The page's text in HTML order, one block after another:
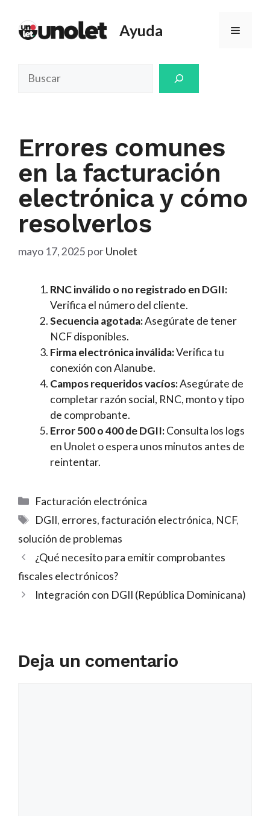
contenido
Ayuda Menú
Errores comunes
en la facturación
electrónica y cómo
resolverlos
mayo 17, 2025 porUnolet
RNC inválido o no registrado en DGII:
Verifica el número del cliente.
Secuencia agotada:Asegúrate de tener
NCF disponibles.
Firma electrónica inválida:Verifica tu
conexión con Alanube.
Campos requeridos vacíos:Asegúrate de
completar razón social, RNC, monto y tipo
de comprobante.
Error 500 o 400 de DGII:Consulta los logs
en Unolet o espera unos minutos antes de
reintentar.
Categorías
Facturación electrónica
Etiquetas
DGII, errores,facturación electrónica, NCF,
solución de problemas
¿Qué necesito para emitir comprobantes
fiscales electrónicos?
Integración con DGII (República Dominicana)
Deja un comentario